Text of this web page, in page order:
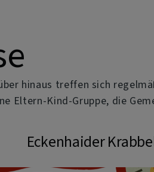
hinaus treffen sich
Eltern-Kind-Gruppe, die
Eckenhaider